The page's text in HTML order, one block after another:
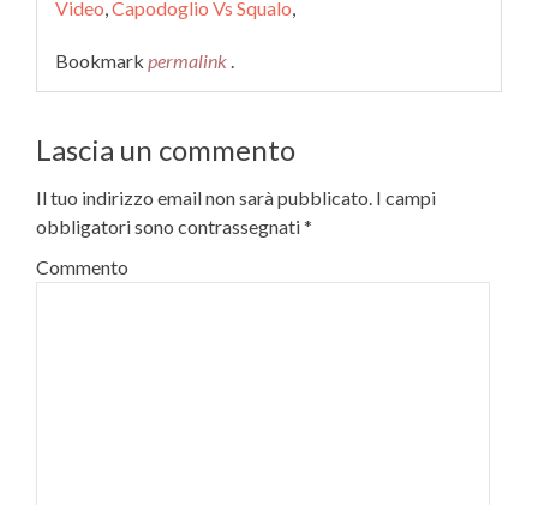
Video,Capodoglio Vs Squalo,
Bookmark permalink .
Lascia un commento
Il tuo indirizzo email non sarà pubblicato. I campi
obbligatori sono contrassegnati*
Commento